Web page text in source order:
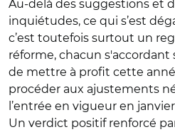
Au-delà des suggestions et
inquiétudes, ce qui s’est
c’est toutefois surtout un
réforme, chacun s'accordant
de mettre à profit cette
procéder aux ajustements
l’entrée en vigueur en
Un verdict positif renforcé